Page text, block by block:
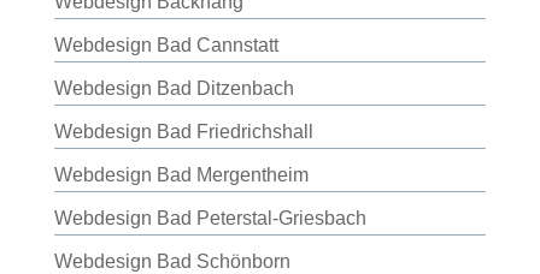
Webdesign Bad Cannstatt
Webdesign Bad Ditzenbach
Webdesign Bad Friedrichshall
Webdesign Bad Mergentheim
Webdesign Bad Peterstal-Griesbach
Webdesign Bad Schönborn